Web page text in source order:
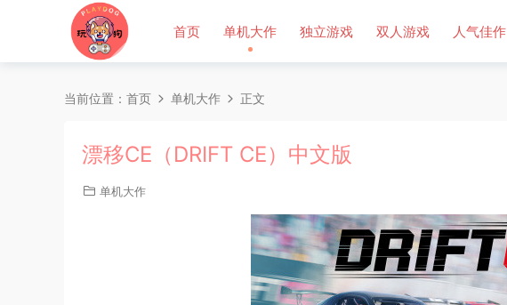
首页 单机大作 独立游戏 双人游戏 人气佳作
当前位置： 首页 单机大作 正文
漂移CE（DRIFT CE）中文版
单机大作